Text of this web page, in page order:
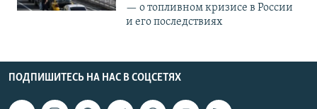
— о топливном кризисе в России
и его последствиях
ПОДПИШИТЕСЬ НА НАС В СОЦСЕТЯХ